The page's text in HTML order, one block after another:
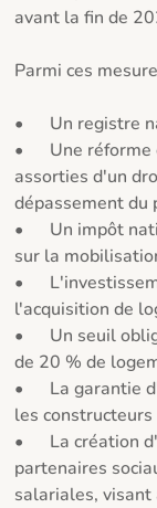
avant la fin de
Parmi ces
•	Un registre national des bâtiments et des logements,
•	Une réforme et l'application effective du plafonnement des loyers,
assorties d'un
dépassement du
•	Un impôt national sur les logements vacants et un impôt national
sur la
•	L'investissement de 1 % du PIB par an dans la création ou
l'acquisition de
•	Un seuil obligatoire pour chaque commune de proposer un minimum
de 20 % de
•	La garantie d'une densité minimale pour les projets construits par
les
•	La création d'un partenariat public-privé entre l'État et les
partenaires
salariales, visant